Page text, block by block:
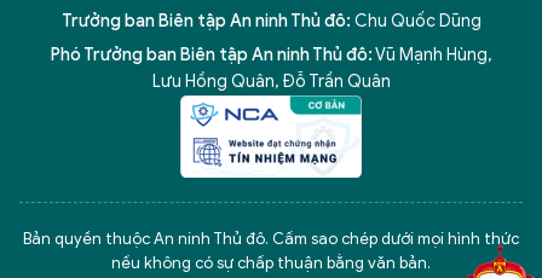
Trưởng ban Biên tập An ninh Thủ đô: Chu Quốc Dũng
Phó Trưởng ban Biên tập An ninh Thủ đô:Vũ Mạnh Hùng,
Lưu Hồng Quân, Đỗ Trần Quân
Bản quyền thuộc An ninh Thủ đô. Cấm sao chép dưới mọi hình thức
nếu không có sự chấp thuận bằng văn bản.
5 điểm nghẽn của Hà Nội giải pháp xử lý điểm nghẽn của